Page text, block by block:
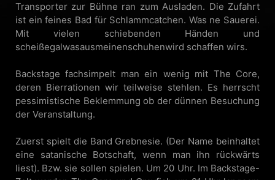
Transporter zur Bühne ran zum Ausladen. Die Zufahrt
ist ein feines Bad für Schlammcatchen. Was ne Sauerei.
Mit vielen schiebenden Händen und
scheißegalwasausmeinenschuhenwird schaffen wirs.
Backstage fachsimpelt man ein wenig mit The Core,
deren Bierrationen wir teilweise stehlen. Es herrscht
pessimistische Beklemmung ob der dünnen Besuchung
der Veranstaltung.
Zuerst spielt die Band Grebnesie. (Der Name beinhaltet
eine satanische Botschaft, wenn man ihn rückwärts
liest). Bzw. sie sollen spielen. Um 20 Uhr. Im Backstage-